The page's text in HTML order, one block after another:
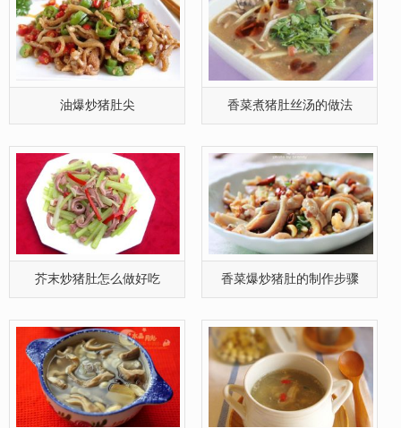
油爆炒猪肚尖 香菜煮猪肚丝汤的做法
芥末炒猪肚怎么做好吃 香菜爆炒猪肚的制作步骤